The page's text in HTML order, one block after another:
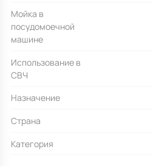
Мойка в
посудомоечной
машине
Использование в
СВЧ
Назначение
Страна
Категория